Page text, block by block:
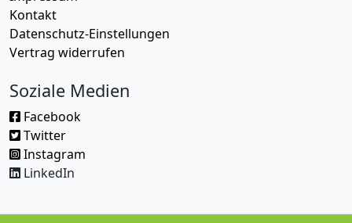
Kontakt
Datenschutz-Einstellungen
Vertrag widerrufen
Soziale Medien
Facebook
Twitter
Instagram
LinkedIn